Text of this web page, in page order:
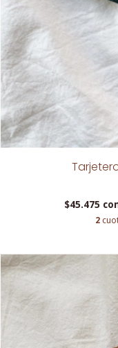
$45.475
2